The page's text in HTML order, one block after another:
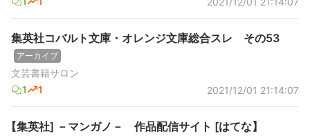
集英社コバルト文庫・オレンジ文庫総合スレ その53
アーカイブ
文芸書籍サロン
1
1 2021/12/01 21:14:07
【集英社] －マンガノ－ 作品配信サイト [はてな】